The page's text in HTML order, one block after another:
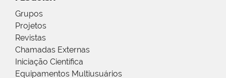
Grupos
Projetos
Revistas
Chamadas Externas
Iniciação Científica
Equipamentos Multiusuários